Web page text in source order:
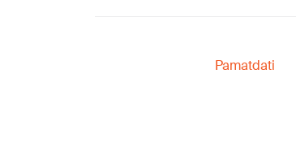
Pamatdati